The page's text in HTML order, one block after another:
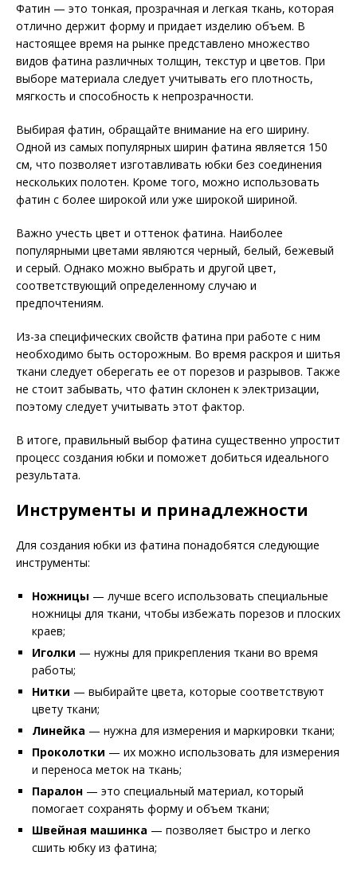
Фатин — это тонкая, прозрачная и легкая ткань, которая
отлично держит форму и придает изделию объем. В
настоящее время на рынке представлено множество
видов фатина различных толщин, текстур и цветов. При
выборе материала следует учитывать его плотность,
мягкость и способность к непрозрачности.
Выбирая фатин, обращайте внимание на его ширину.
Одной из самых популярных ширин фатина является 150
см, что позволяет изготавливать юбки без соединения
нескольких полотен. Кроме того, можно использовать
фатин с более широкой или уже широкой шириной.
Важно учесть цвет и оттенок фатина. Наиболее
популярными цветами являются черный, белый, бежевый
и серый. Однако можно выбрать и другой цвет,
соответствующий определенному случаю и
предпочтениям.
Из-за специфических свойств фатина при работе с ним
необходимо быть осторожным. Во время раскроя и шитья
ткани следует оберегать ее от порезов и разрывов. Также
не стоит забывать, что фатин склонен к электризации,
поэтому следует учитывать этот фактор.
В итоге, правильный выбор фатина существенно упростит
процесс создания юбки и поможет добиться идеального
результата.
Инструменты и принадлежности
Для создания юбки из фатина понадобятся следующие
инструменты:
Ножницы — лучше всего использовать специальные
ножницы для ткани, чтобы избежать порезов и плоских
краев;
Иголки — нужны для прикрепления ткани во время
работы;
Нитки — выбирайте цвета, которые соответствуют
цвету ткани;
Линейка — нужна для измерения и маркировки ткани;
Проколотки — их можно использовать для измерения
и переноса меток на ткань;
Паралон — это специальный материал, который
помогает сохранять форму и объем ткани;
Швейная машинка — позволяет быстро и легко
сшить юбку из фатина;